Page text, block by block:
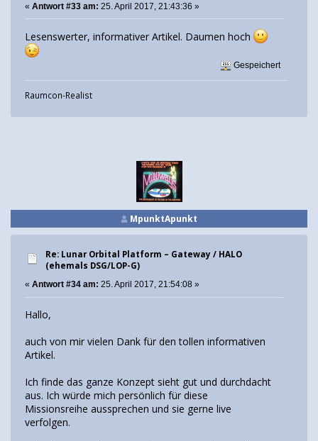
« Antwort #33 am: 25. April 2017, 21:43:36 »
Lesenswerter, informativer Artikel. Daumen hoch
Gespeichert
Raumcon-Realist
MpunktApunkt
Re: Lunar Orbital Platform – Gateway / HALO
(ehemals DSG/LOP-G)
« Antwort #34 am: 25. April 2017, 21:54:08 »
Hallo,
auch von mir vielen Dank für den tollen informativen
Artikel.
Ich finde das ganze Konzept sieht gut und durchdacht
aus. Ich würde mich persönlich für diese
Missionsreihe aussprechen und sie gerne live
verfolgen.